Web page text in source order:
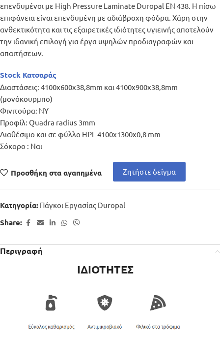
επενδυμένοι με High Pressure Laminate Duropal EN 438. Η πίσω
επιφάνεια είναι επενδυμένη με αδιάβροχη φόδρα. Χάρη στην
ανθεκτικότητα και τις εξαιρετικές ιδιότητες υγιεινής αποτελούν
την ιδανική επιλογή για έργα υψηλών προδιαγραφών και
απαιτήσεων.
Stock Κατσαράς
Διαστάσεις: 4100x600x38,8mm και 4100x900x38,8mm
(μονόκουρμπο)
Φινιτούρα: NY
Προφίλ: Quadra radius 3mm
Διαθέσιμο και σε φύλλο HPL 4100x1300x0,8 mm
Σόκορο : Ναι
Προσθήκη στα αγαπημένα Ζητήστε δείγμα
Κατηγορία: Πάγκοι Εργασίας Duropal
Share:
Περιγραφή
ΙΔΙΟΤΗΤΕΣ